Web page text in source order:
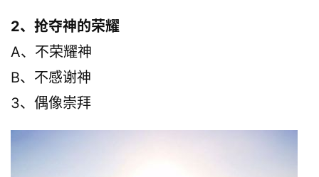
研
究
按
卷
经
2、抢夺神的荣耀
A、不荣耀神
B、不感谢神
3、偶像崇拜